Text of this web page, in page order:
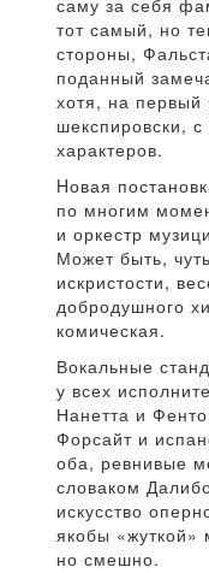
саму за себя
тот самый, но
стороны,
поданный
хотя, на первый
шекспировски,
характеров.
Hовая
по многим
и оркестр
Может быть,
искристости,
добродушного
комическая.
Вокальные
у всех
Нанетта и
Форсайт и
оба, ревнивые
словаком
искусство
якобы «жуткой»
но смешно.